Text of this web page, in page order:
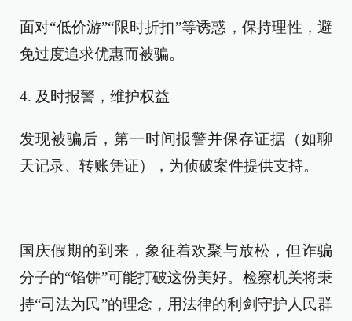
面对“低价游”“限时折扣”等诱惑，保持理性，避
免过度追求优惠而被骗。
4. 及时报警，维护权益
发现被骗后，第一时间报警并保存证据（如聊
天记录、转账凭证），为侦破案件提供支持。
国庆假期的到来，象征着欢聚与放松，但诈骗
分子的“馅饼”可能打破这份美好。检察机关将秉
持“司法为民”的理念，用法律的利剑守护人民群